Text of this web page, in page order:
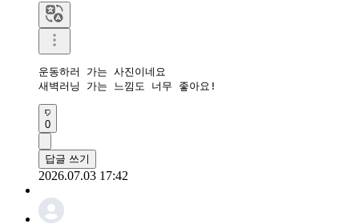
운동하러 가는 사진이네요
새벽러닝 가는 느낌도 너무 좋아요!
0
답글 쓰기
2026.07.03 17:42